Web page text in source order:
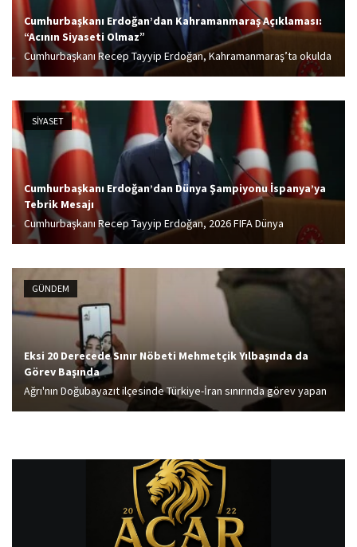
Cumhurbaşkanı Erdoğan’dan Kahramanmaraş Açıklaması:
“Acının Siyaseti Olmaz”
Cumhurbaşkanı Recep Tayyip Erdoğan, Kahramanmaraş’ta okulda
gerçekleşen silahlı saldırıya ilişkin, Kaybettiğimiz canlarımıza
camiamıza başsağlığı diliyorum. Cumhuriyet savcılarımız, mülkiye
ve maarif müfettişlerimiz...
SİYASET
Cumhurbaşkanı Erdoğan’dan Dünya Şampiyonu İspanya’ya
Tebrik Mesajı
Cumhurbaşkanı Recep Tayyip Erdoğan, 2026 FIFA Dünya
Kupası’nda şampiyonluğa ulaşan İspanya millî takımını tebrik etti.
GÜNDEM
Eksi 20 Derecede Sınır Nöbeti Mehmetçik Yılbaşında da
Görev Başında
Ağrı'nın Doğubayazıt ilçesinde Türkiye-İran sınırında görev yapan
askerler, yeni yıla nöbet tutarak görevlerinin başında girdi.